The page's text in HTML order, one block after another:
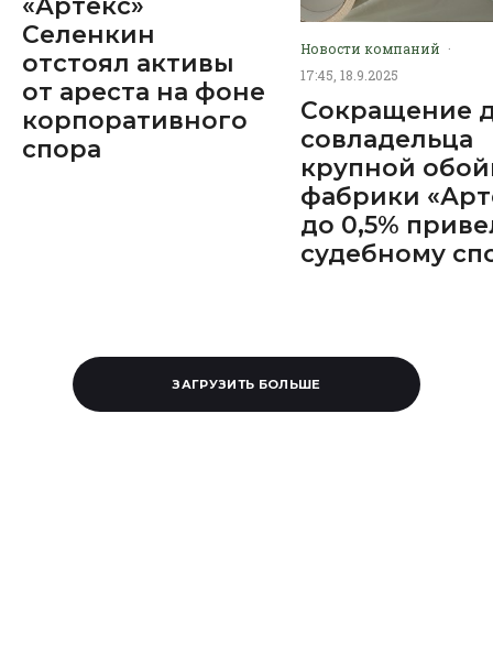
Селенкин
отстоял активы
от ареста на фоне
корпоративного
спора
Новости компаний ·
17:45, 18.9.2025
Сокращение
совладельца
крупной
фабрики
до 0,5%
судебному
ЗАГРУЗИТЬ БОЛЬШЕ